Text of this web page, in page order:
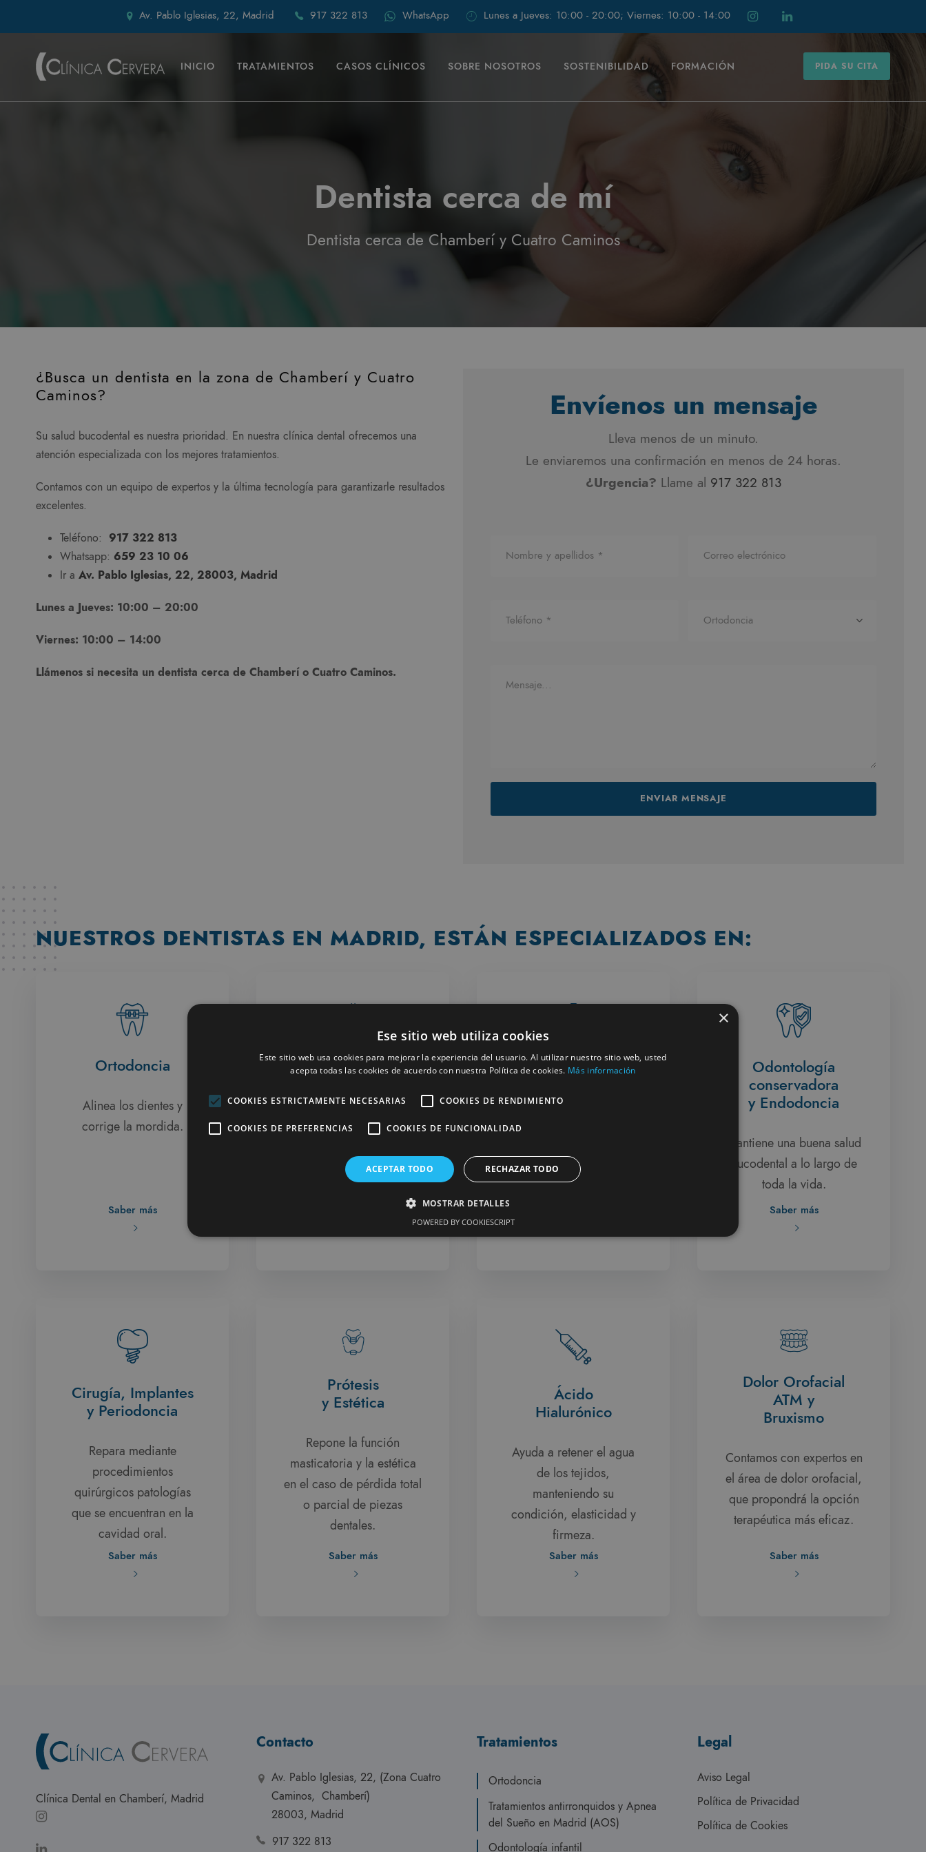
Av. Pablo Iglesias, 22, Madrid 917 322 813 WhatsApp Lunes a Jueves: 10:00 - 20:00; Viernes: 10:00 - 14:00
INICIO TRATAMIENTOS CASOS CLÍNICOS SOBRE NOSOTROS SOSTENIBILIDAD FORMACIÓN PIDA SU CITA
Dentista cerca de mí
Dentista cerca de Chamberí y Cuatro Caminos
¿Busca un dentista en la zona de Chamberí y Cuatro
Caminos?
Su salud bucodental es nuestra prioridad. En nuestra clínica dental ofrecemos una
atención especializada con los mejores tratamientos.
Contamos con un equipo de expertos y la última tecnología para garantizarle resultados
excelentes.
Teléfono: 917 322 813
Whatsapp: 659 23 10 06
Ir a Av. Pablo Iglesias, 22, 28003, Madrid
Lunes a Jueves: 10:00 – 20:00
Viernes: 10:00 – 14:00
Llámenos si necesita un dentista cerca de Chamberí o Cuatro Caminos.
Envíenos un mensaje
Lleva menos de un minuto.
Le enviaremos una confirmación en menos de 24 horas.
¿Urgencia? Llame al 917 322 813
NUESTROS DENTISTAS EN MADRID, ESTÁN ESPECIALIZADOS EN:
Ortodoncia
Alinea los dientes y
corrige la mordida.
Saber más
Apnea del Sueño
El ronquido es un
marcador clínico de gran
diagnóstico de la Apnea
Odontopediatría
Trata todas las patologías
bucodentales del paciente
Odontología
conservadora
y Endodoncia
Mantiene una buena salud
bucodental a lo largo de
toda la vida.
Saber más
Cirugía, Implantes
y Periodoncia
Repara mediante
procedimientos
quirúrgicos patologías
que se encuentran en la
cavidad oral.
Saber más
Prótesis
y Estética
Repone la función
masticatoria y la estética
en el caso de pérdida total
o parcial de piezas
dentales.
Saber más
Ácido
Hialurónico
Ayuda a retener el agua
de los tejidos,
manteniendo su
condición, elasticidad y
firmeza.
Saber más
Dolor Orofacial
ATM y
Bruxismo
Contamos con expertos en
el área de dolor orofacial,
que propondrá la opción
terapéutica más eficaz.
Saber más
Clínica Dental en Chamberí, Madrid
Contacto
Av. Pablo Iglesias, 22, (Zona Cuatro
Caminos, Chamberí)
28003, Madrid
917 322 813
Tratamientos
Ortodoncia
Tratamientos antirronquidos y Apnea
del Sueño en Madrid (AOS)
Odontología infantil
Legal
Aviso Legal
Política de Privacidad
Política de Cookies
×
Ese sitio web utiliza cookies
Este sitio web usa cookies para mejorar la experiencia del usuario. Al utilizar nuestro sitio web, usted
acepta todas las cookies de acuerdo con nuestra Política de cookies. Más información
COOKIES ESTRICTAMENTE NECESARIAS COOKIES DE RENDIMIENTO
COOKIES DE PREFERENCIAS COOKIES DE FUNCIONALIDAD
ACEPTAR TODO RECHAZAR TODO
MOSTRAR DETALLES
POWERED BY COOKIESCRIPT